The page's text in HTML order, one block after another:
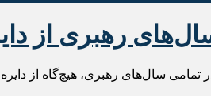
رهبری از
تمامی سال‌های رهبری، هیچ‌گاه از